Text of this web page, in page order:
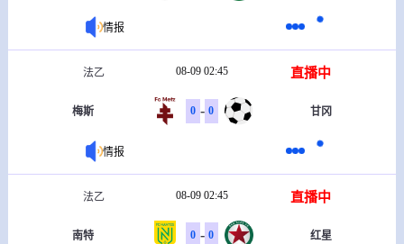
情报
法乙 08-09 02:45 直播中
梅斯 0 - 0 甘冈
情报
法乙 08-09 02:45 直播中
南特 0 - 0 红星